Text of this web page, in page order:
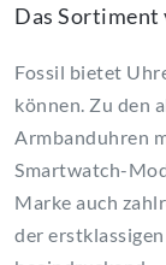
Das Sortiment
Fossil bietet
können. Zu den
Armbanduhren
Smartwatch-
Marke auch
der